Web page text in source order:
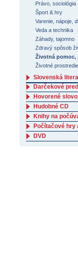
Právo, sociológia
Šport & hry
Varenie, nápoje,
Veda a technika
Záhady, tajomno
Zdravý spôsob
Životná pomoc,
Životné
Slovenská
Darčekové
Hovorené slovo
Hudobné CD
Knihy na
Počítačové hry
DVD